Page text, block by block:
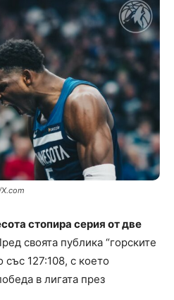
стопира серия от две
своята публика “горските
със 127:108, с което
в лигата през